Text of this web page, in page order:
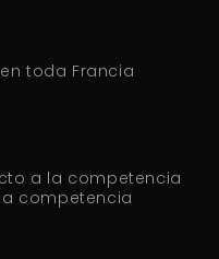
toda Francia
a la competencia
competencia